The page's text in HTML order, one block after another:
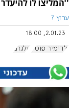
''המליצו לו
ערוץ 7
2.01.23, 18:00
ולדימיר פוטין טלגרם